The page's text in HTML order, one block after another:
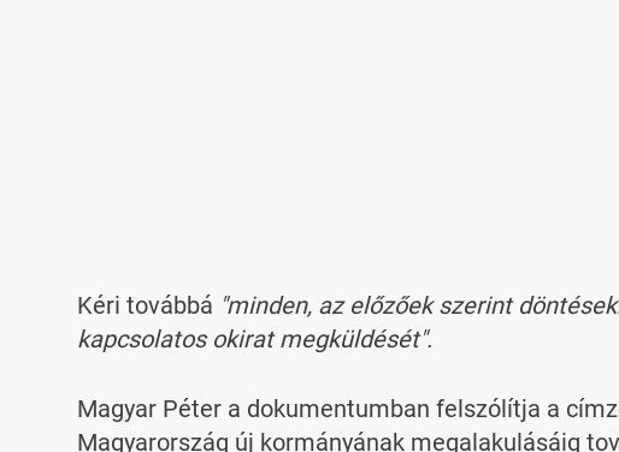
Kéri továbbá "minden, az előzőek szerint
kapcsolatos okirat megküldését".
Magyar Péter a dokumentumban felszólítja a
Magyarország új kormányának megalakulásáig